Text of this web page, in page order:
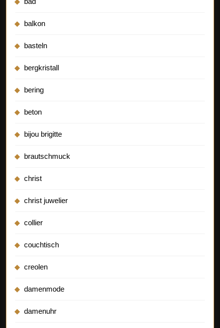
balkon
basteln
bergkristall
bering
beton
bijou brigitte
brautschmuck
christ
christ juwelier
collier
couchtisch
creolen
damenmode
damenuhr